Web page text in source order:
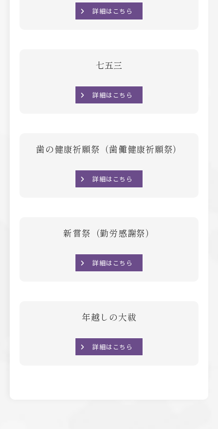
詳細はこちら
七五三
詳細はこちら
歯の健康祈願祭（歯儺健康祈願祭）
詳細はこちら
新嘗祭（勤労感謝祭）
詳細はこちら
年越しの大祓
詳細はこちら